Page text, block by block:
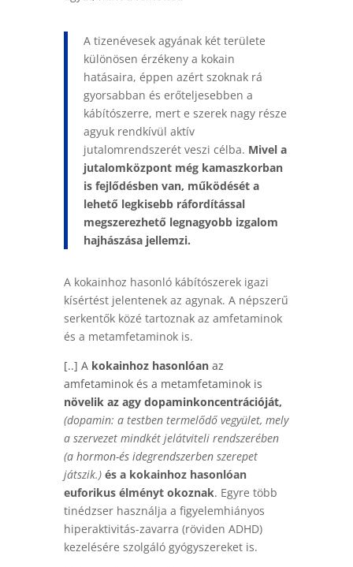
A tizenévesek agyának két területe
különösen érzékeny a kokain
hatásaira, éppen azért szoknak rá
gyorsabban és erőteljesebben a
kábítószerre, mert e szerek nagy része
agyuk rendkívül aktív
jutalomrendszerét veszi célba. Mivel a
jutalomközpont még kamaszkorban
is fejlődésben van, működését a
lehető legkisebb ráfordítással
megszerezhető legnagyobb izgalom
hajhászása jellemzi.
A kokainhoz hasonló kábítószerek igazi
kísértést jelentenek az agynak. A népszerű
serkentők közé tartoznak az amfetaminok
és a metamfetaminok is.
[..] A kokainhoz hasonlóanaz
amfetaminok és a metamfetaminok is
növelik az agy dopaminkoncentrációját,
(dopamin: a testben termelődő vegyület, mely
a szervezet mindkét jelátviteli rendszerében
(a hormon-és idegrendszerbenszerepet
játszik.)és a kokainhoz hasonlóan
euforikus élményt okoznak. Egyre több
tinédzser használja a figyelemhiányos
hiperaktivitás-zavarra (röviden ADHD)
kezelésére szolgáló gyógyszereket is.